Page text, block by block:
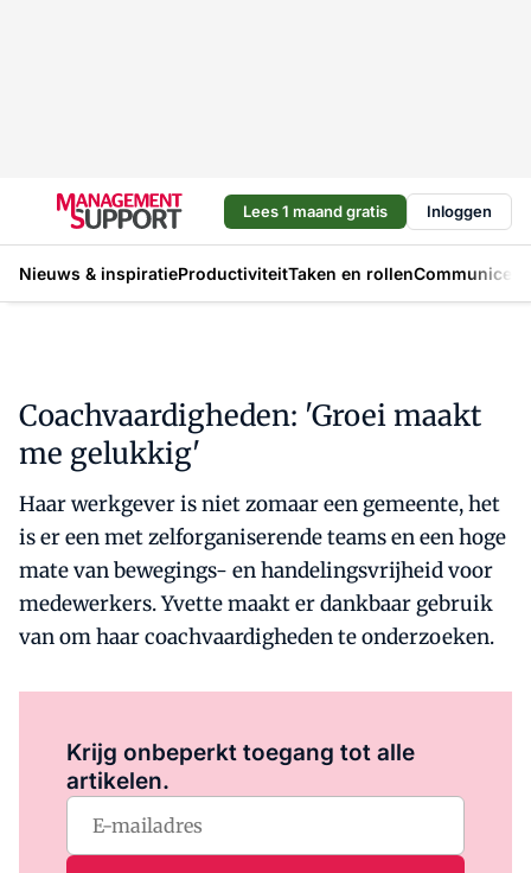
Lees 1 maand gratis Inloggen
Nieuws & inspiratieProductiviteitTaken en rollen
Coachvaardigheden: 'Groei maakt
me gelukkig'
Haar werkgever is niet zomaar een gemeente, het
is er een met zelforganiserende teams en een hoge
mate van bewegings- en handelingsvrijheid voor
medewerkers. Yvette maakt er dankbaar gebruik
van om haar coachvaardigheden te onderzoeken.
Krijg onbeperkt toegang tot alle
artikelen.